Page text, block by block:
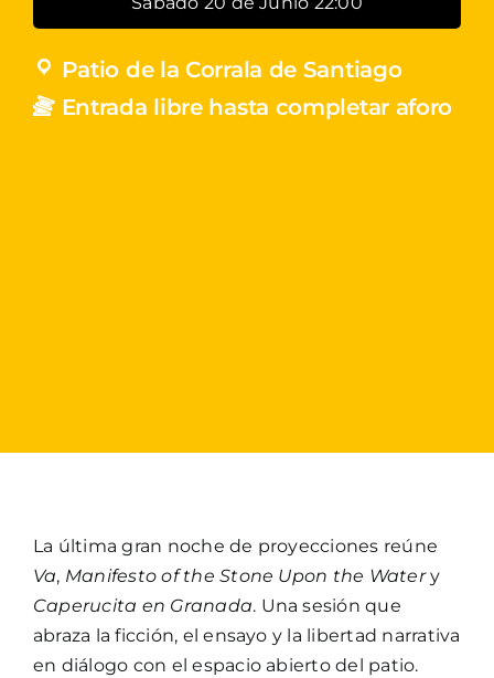
Patio de la Corrala de Santiago
Entrada libre hasta completar aforo
La última gran noche de proyecciones reúne
Va, Manifesto of the Stone Upon the Watery
Caperucita en Granada. Una sesión que
abraza la ficción, el ensayo y la libertad narrativa
en diálogo con el espacio abierto del patio.